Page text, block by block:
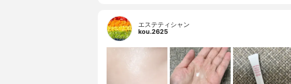
エステティシャン
kou.2625